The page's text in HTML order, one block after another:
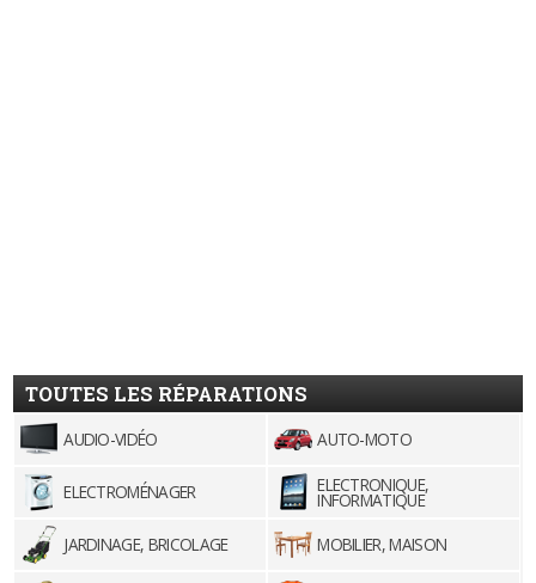
TOUTES LES RÉPARATIONS
AUDIO-VIDÉO AUTO-MOTO
ELECTROMÉNAGER ELECTRONIQUE,
INFORMATIQUE
JARDINAGE, BRICOLAGE
MOBILIER, MAISON